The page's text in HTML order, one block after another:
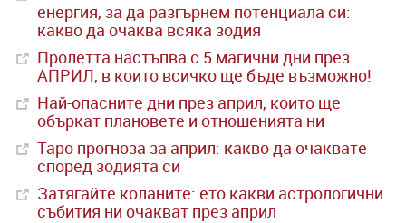
енергия, за да разгърнем потенциала си:
какво да очаква всяка зодия
Пролетта настъпва с 5 магични дни през
АПРИЛ, в които всичко ще бъде възможно!
Най-опасните дни през април, които ще
объркат плановете и отношенията ни
Таро прогноза за април: какво да очаквате
според зодията си
Затягайте коланите: ето какви астрологични
събития ни очакват през април